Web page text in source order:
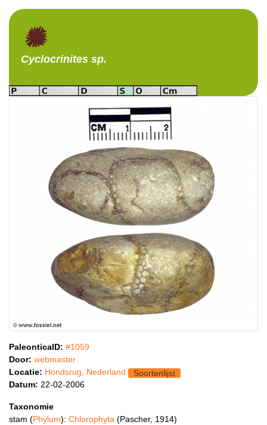
Cyclocrinites sp.
PaleonticaID: #1059
Door: webmaster
Locatie: Hondsrug, Nederland
Soortenlijst
Datum: 22-02-2006
Taxonomie
stam (Phylum): Chlorophyta (Pascher, 1914)